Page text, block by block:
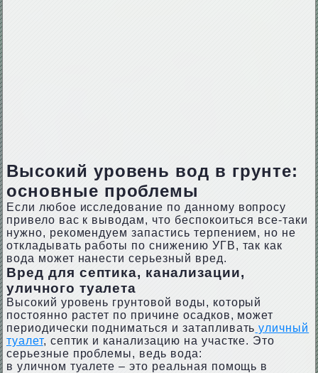
Высокий уровень вод в грунте:
основные проблемы
Если любое исследование по данному вопросу
привело вас к выводам, что беспокоиться все-таки
нужно, рекомендуем запастись терпением, но не
откладывать работы по снижению УГВ, так как
вода может нанести серьезный вред.
Вред для септика, канализации,
уличного туалета
Высокий уровень грунтовой воды, который
постоянно растет по причине осадков, может
периодически подниматься и затапливать уличный
туалет, септик и канализацию на участке. Это
серьезные проблемы, ведь вода:
в уличном туалете – это реальная помощь в